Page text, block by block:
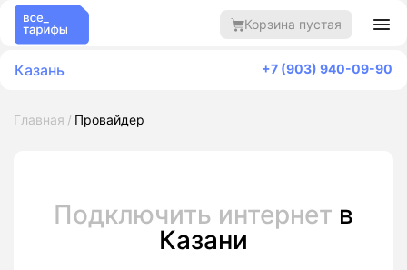
Корзина пустая
Казань +7 (903) 940-09-90
Главная Провайдер
Подключить интернет в
Казани